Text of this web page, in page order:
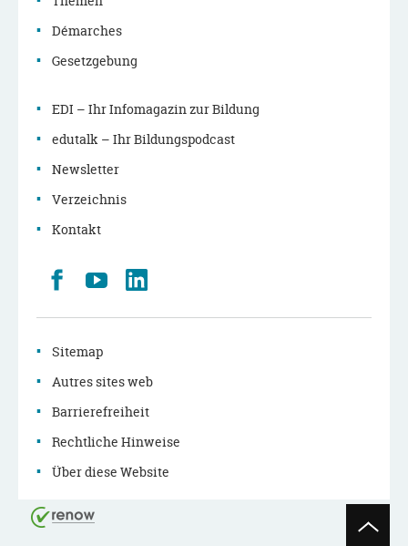
Démarches
Gesetzgebung
EDI – Ihr Infomagazin zur Bildung
edutalk – Ihr Bildungspodcast
Newsletter
Verzeichnis
Kontakt
Retrouvez
nous
Facebook
Youtube
Sitemap
Autres sites web
Barrierefreiheit
Rechtliche Hinweise
Über diese Website